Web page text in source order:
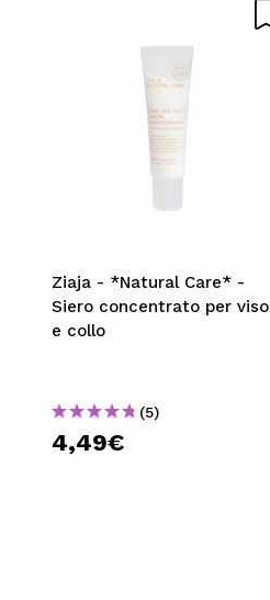
Ziaja - *Natural Care* -
Siero concentrato per viso
e collo
(5)
4,49€